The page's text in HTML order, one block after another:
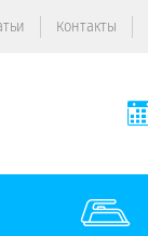
Контакты